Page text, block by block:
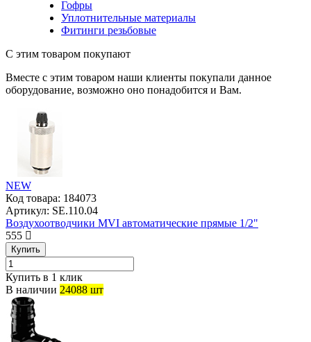
Гофры
Уплотнительные материалы
Фитинги резьбовые
С этим товаром покупают
Вместе с этим товаром наши клиенты покупали данное
оборудование, возможно оно понадобится и Вам.
NEW
Код товара: 184073
Артикул: SE.110.04
Воздухоотводчики MVI автоматические прямые 1/2"
555
Купить
Купить в 1 клик
В наличии 24088 шт